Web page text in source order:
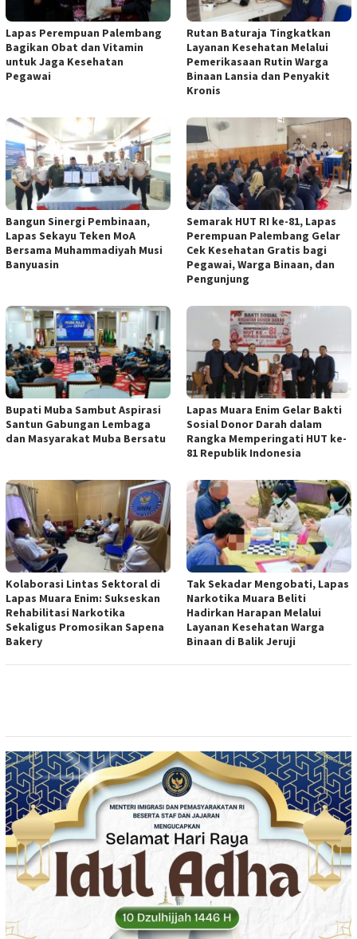
Lapas Perempuan Palembang
Bagikan Obat dan Vitamin
untuk Jaga Kesehatan
Pegawai
Rutan Baturaja Tingkatkan
Layanan Kesehatan Melalui
Pemerikasaan Rutin Warga
Binaan Lansia dan Penyakit
Kronis
Bangun Sinergi Pembinaan,
Lapas Sekayu Teken MoA
Bersama Muhammadiyah Musi
Banyuasin
Semarak HUT RI ke-81, Lapas
Perempuan Palembang Gelar
Cek Kesehatan Gratis bagi
Pegawai, Warga Binaan, dan
Pengunjung
Bupati Muba Sambut Aspirasi
Santun Gabungan Lembaga
dan Masyarakat Muba Bersatu
Lapas Muara Enim Gelar Bakti
Sosial Donor Darah dalam
Rangka Memperingati HUT ke-
81 Republik Indonesia
Kolaborasi Lintas Sektoral di
Lapas Muara Enim: Sukseskan
Rehabilitasi Narkotika
Sekaligus Promosikan Sapena
Bakery
Tak Sekadar Mengobati, Lapas
Narkotika Muara Beliti
Hadirkan Harapan Melalui
Layanan Kesehatan Warga
Binaan di Balik Jeruji